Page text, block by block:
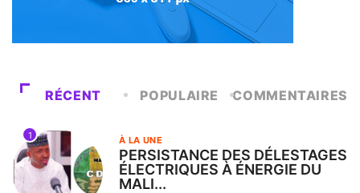
RÉCENT POPULAIRE COMMENTAIRES
1 À LA UNE
PERSISTANCE DES DÉLESTAGES
ÉLECTRIQUES À ÉNERGIE DU
MALI...